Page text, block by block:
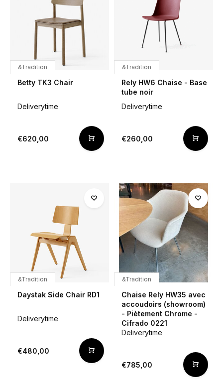
&Tradition
Betty TK3 Chair
Deliverytime
€620,00
&Tradition
Rely HW6 Chaise - Base
tube noir
Deliverytime
€260,00
&Tradition
Daystak Side Chair RD1
Deliverytime
€480,00
&Tradition
Chaise Rely HW35 avec
accoudoirs (showroom)
- Piètement Chrome -
Cifrado 0221
Deliverytime
€785,00